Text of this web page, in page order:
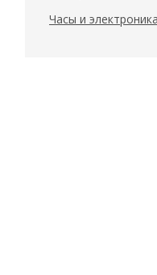
Часы и электроника